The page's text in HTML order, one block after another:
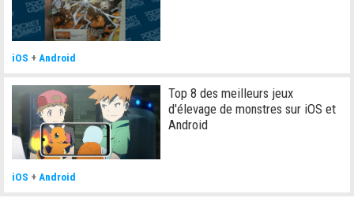
iOS +Android
Top 8 des meilleurs jeux
d'élevage de monstres sur iOS et
Android
iOS + Android